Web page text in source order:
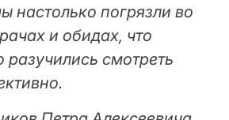
настолько погрязли во
и обидах, что
смотреть